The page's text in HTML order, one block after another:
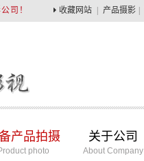
司！ 收藏网站 产品摄影
产品拍摄
photo
关于公司
About Company